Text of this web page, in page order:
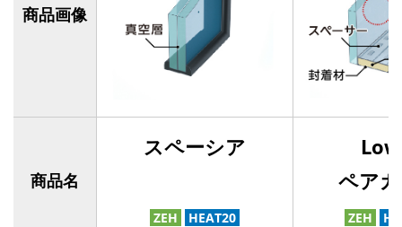
商品画像
商品名
スペーシア
ZEH HEAT20
ペア
ZEH